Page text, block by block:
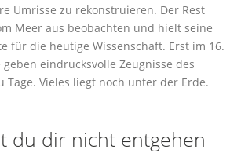
Umrisse zu rekonstruieren. Der Rest
Meer aus beobachten und hielt seine
für die heutige Wissenschaft. Erst im 16.
eindrucksvolle Zeugnisse des
Vieles liegt noch unter der Erde.
du dir nicht entgehen